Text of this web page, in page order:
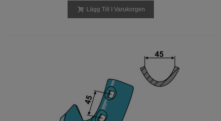
Lägg Till I Varukorgen